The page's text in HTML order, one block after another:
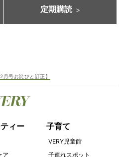
定期購読
月号お詫びと訂正】
ィー
ア
子育て
VERY児童館
子連れスポット